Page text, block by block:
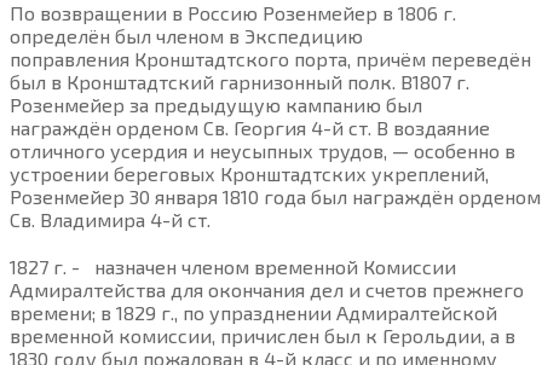
По возвращении в Россию Розенмейер в 1806 г.
определён был членом в Экспедицию
поправления Кронштадтского порта, причём переведён
был в Кронштадтский гарнизонный полк. В1807 г.
Розенмейер за предыдущую кампанию был
награждён орденом Св. Георгия 4-й ст. В воздаяние
отличного усердия и неусыпных трудов, — особенно в
устроении береговых Кронштадтских укреплений,
Розенмейер 30 января 1810 года был награждён орденом
Св. Владимира 4-й ст.
1827 г. - назначен членом временной Комиссии
Адмиралтейства для окончания дел и счетов прежнего
времени; в 1829 г., по упразднении Адмиралтейской
временной комиссии, причислен был к Герольдии, а в
1830 году был пожалован в 4-й класс и по именному